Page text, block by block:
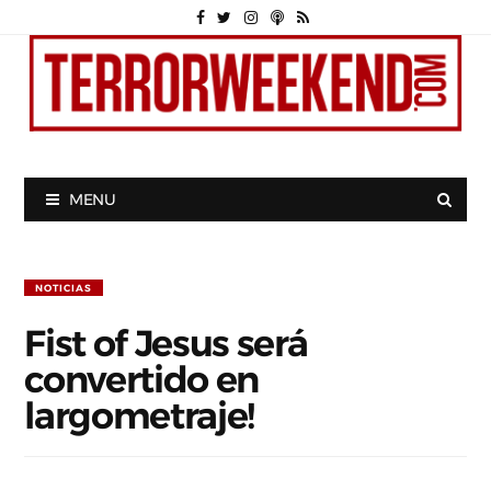
MENU
NOTICIAS
Fist of Jesus será
convertido en
largometraje!